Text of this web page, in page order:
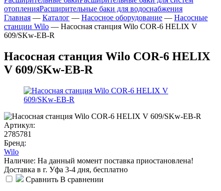
отопленияРасширительные баки для водоснабжения
Главная — Каталог — Насосное оборудование — Насосные
станции Wilo — Насосная станция Wilo COR-6 HELIX V
609/SKw-EB-R
Насосная станция Wilo COR-6 HELIX
V 609/SKw-EB-R
Артикул:
2785781
Бренд:
Wilo
Наличие: На данный момент поставка приостановлена!
Доставка в г. Уфа 3-4 дня, бесплатно
Сравнить В сравнении